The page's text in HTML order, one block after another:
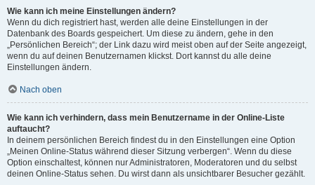
Wie kann ich meine Einstellungen ändern?
Wenn du dich registriert hast, werden alle deine Einstellungen in der
Datenbank des Boards gespeichert. Um diese zu ändern, gehe in den
„Persönlichen Bereich“; der Link dazu wird meist oben auf der Seite angezeigt,
wenn du auf deinen Benutzernamen klickst. Dort kannst du alle deine
Einstellungen ändern.
Nach oben
Wie kann ich verhindern, dass mein Benutzername in der Online-Liste
auftaucht?
In deinem persönlichen Bereich findest du in den Einstellungen eine Option
„Meinen Online-Status während dieser Sitzung verbergen“. Wenn du diese
Option einschaltest, können nur Administratoren, Moderatoren und du selbst
deinen Online-Status sehen. Du wirst dann als unsichtbarer Besucher gezählt.